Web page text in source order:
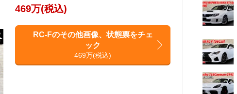
469万(税込)
RC-Fのその他画像、状態票をチェ
ック
469万(税込)